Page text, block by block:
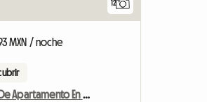
12
MXN / noche
Alquiler De Apartamento En Primera Línea De Mar En España